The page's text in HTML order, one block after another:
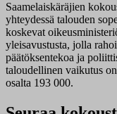
Saamelaiskäräjien
yhteydessä talouden
koskevat
yleisavustusta, jolla
päätöksentekoa ja
taloudellinen vaikutus
osalta 193 000.